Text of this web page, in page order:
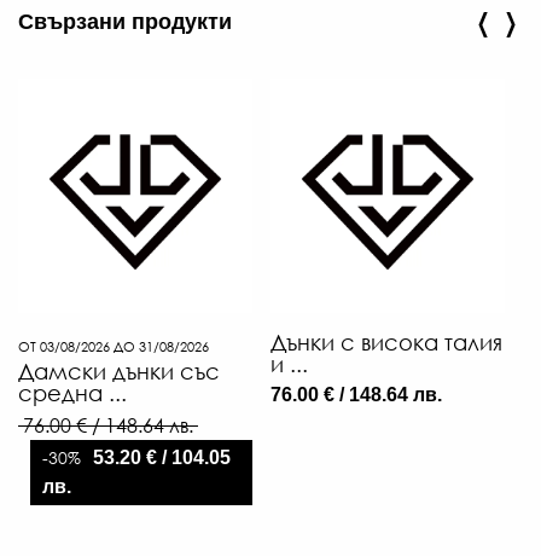
Свързани продукти ‹ ›
ОТ 03/08/2026 ДО 31/08/2026
Дамски дънки със
средна ...
76.00 € / 148.64 лв.
-30% 53.20 € / 104.05
лв.
Дънки с висока талия
и ...
76.00 € / 148.64 лв.